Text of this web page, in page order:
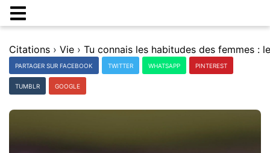
Citations › Vie ›
PARTAGER SUR FACEBOOK TWITTER WHATSAPP PINTEREST
TUMBLR GOOGLE